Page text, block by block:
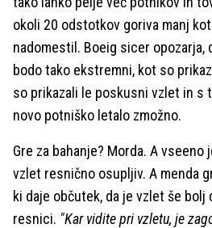
okoli 20 odstotkov goriva manj
nadomestil. Boeig sicer opozarja,
bodo tako ekstremni, kot so
so prikazali le poskusni vzlet in s
novo potniško letalo zmožno.
Gre za bahanje? Morda. A vseeno
vzlet resnično osupljiv. A menda
ki daje občutek, da je vzlet še bolj
resnici. "Kar vidite pri vzletu, je